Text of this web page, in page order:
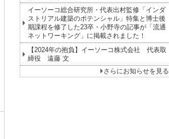
イーソーコ総合研究所・代表出村監修「インダ
ストリアル建築のポテンシャル」特集と博士後
期課程を修了した23卒・小野寺の記事が「流通
ネットワーキング」に掲載されました！
【2024年の抱負】イーソーコ株式会社 代表取
締役 遠藤 文
さらにお知らせを見る